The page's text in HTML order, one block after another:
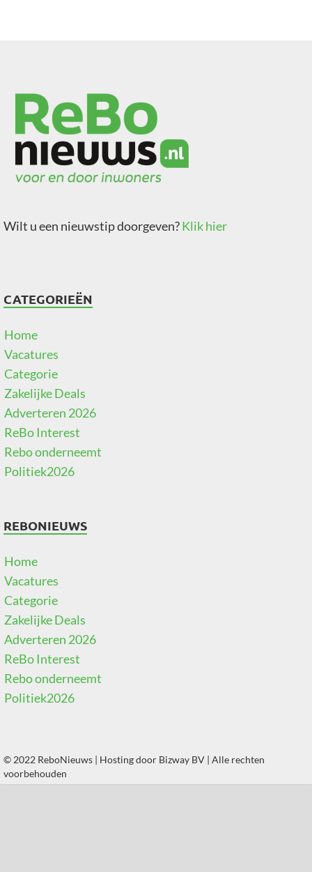
Wilt u een nieuwstip doorgeven?Klik hier
CATEGORIEËN
Home
Vacatures
Categorie
Zakelijke Deals
Adverteren 2026
ReBo Interest
Rebo onderneemt
Politiek2026
REBONIEUWS
Home
Vacatures
Categorie
Zakelijke Deals
Adverteren 2026
ReBo Interest
Rebo onderneemt
Politiek2026
© 2022 ReboNieuws | Hosting door Bizway BV | Alle rechten
voorbehouden